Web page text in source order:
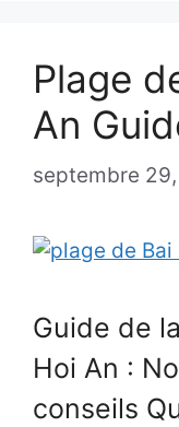
Plage
An
septembre
Guide de
Hoi An :
conseils